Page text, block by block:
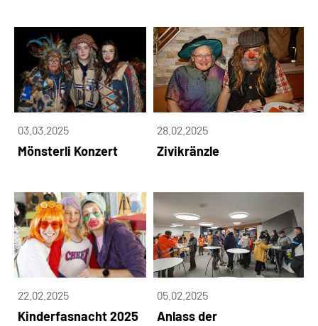
03.03.2025
Mönsterli Konzert
28.02.2025
Zivikränzle
22.02.2025
Kinderfasnacht 2025
05.02.2025
Anlass der